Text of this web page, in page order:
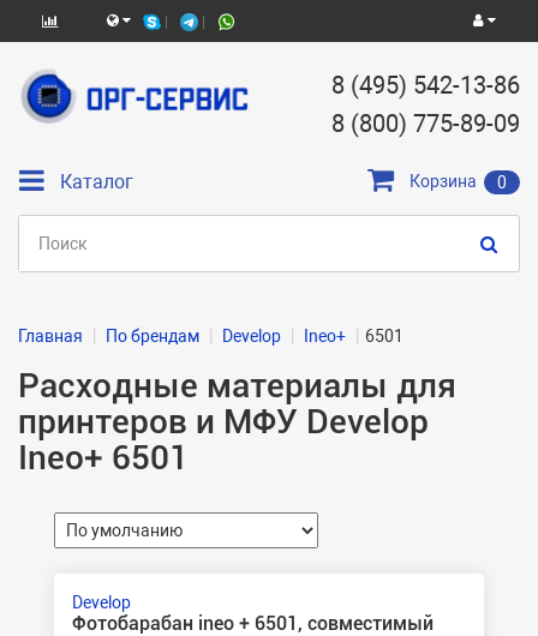
8 (495) 542-13-86
8 (800) 775-89-09
Каталог Корзина 0
Главная По брендам Develop Ineo+ 6501
Расходные материалы для
принтеров и МФУ Develop
Ineo+ 6501
Develop
Фотобарабан ineo + 6501, совместимый